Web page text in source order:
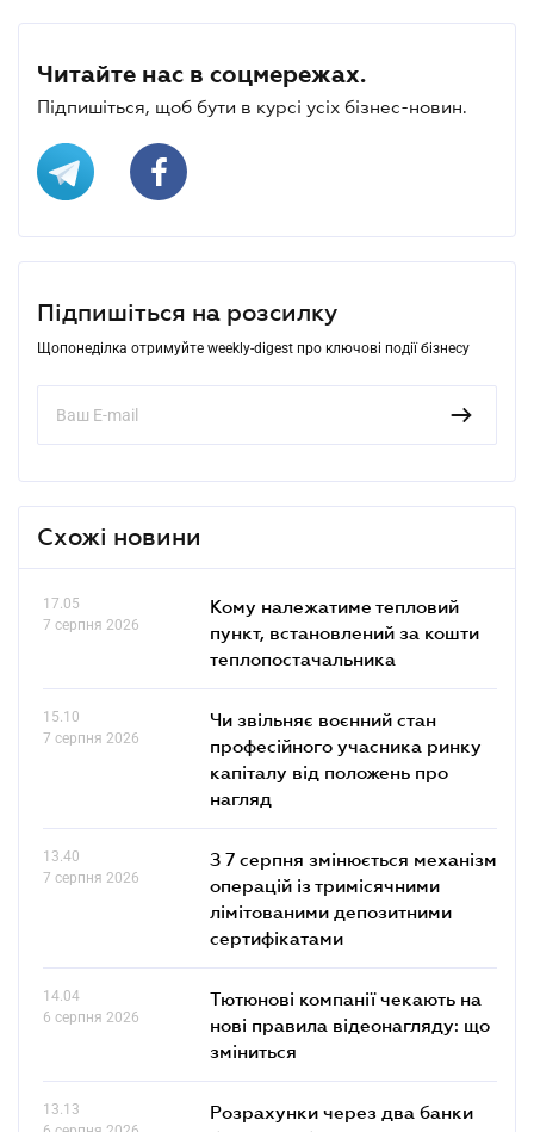
Читайте нас в соцмережах.
Підпишіться, щоб бути в курсі усіх бізнес-новин.
Підпишіться на розсилку
Щопонеділка отримуйте weekly-digest про ключові події бізнесу
Схожі новини
17.05
7 серпня 2026
Кому належатиме тепловий
пункт, встановлений за кошти
теплопостачальника
15.10
7 серпня 2026
Чи звільняє воєнний стан
професійного учасника ринку
капіталу від положень про
нагляд
13.40
7 серпня 2026
З 7 серпня змінюється механізм
операцій із тримісячними
лімітованими депозитними
сертифікатами
14.04
6 серпня 2026
Тютюнові компанії чекають на
нові правила відеонагляду: що
зміниться
13.13
Розрахунки через два банки